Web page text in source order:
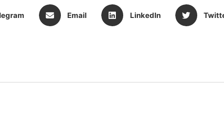
Email LinkedIn